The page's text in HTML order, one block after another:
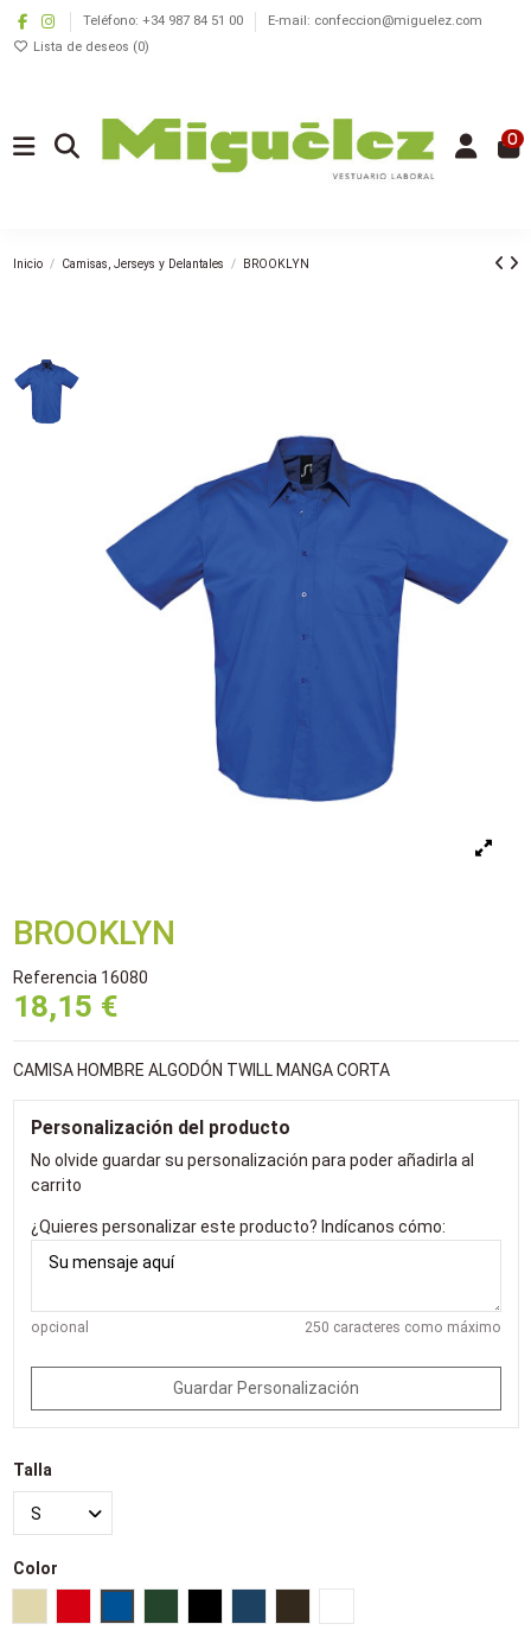
Teléfono: +34 987 84 51 00
E-mail: confeccion@miguelez.com
Lista de deseos (0)
0
Inicio Camisas, Jerseys y Delantales BROOKLYN
BROOKLYN
Referencia 16080
18,15 €
CAMISA HOMBRE ALGODÓN TWILL MANGA CORTA
Personalización del producto
No olvide guardar su personalización para poder añadirla al
carrito
¿Quieres personalizar este producto? Indícanos cómo:
opcional 250 caracteres como máximo
Guardar Personalización
Talla
Color